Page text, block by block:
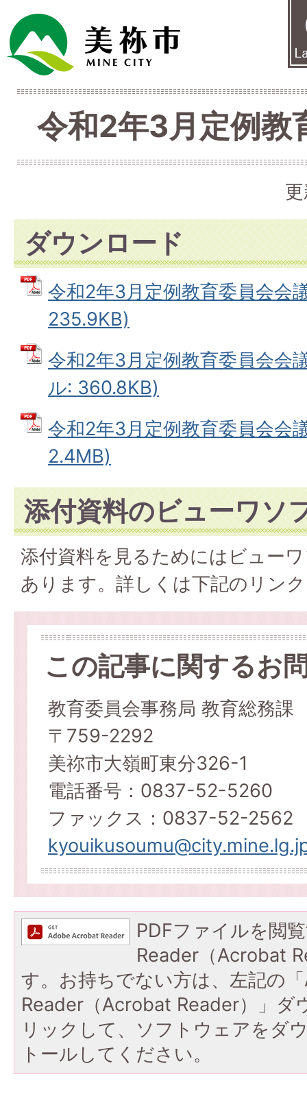
令和2年3月定例教
ダウンロード
令和2年3月定例教育委員会会
235.9KB)
令和2年3月定例教育委員会会
ル: 360.8KB)
令和2年3月定例教育委員会会
2.4MB)
添付資料のビューワソ
添付資料を見るためにはビュー
あります。詳しくは下記のリン
この記事に関するお
教育委員会事務局 教育総務課
〒759-2292
美祢市大嶺町東分326-1
電話番号：0837-52-5260
ファックス：0837-52-2562
PDFファイルを閲
Reader（Acrobat
す。お持ちでない方は、左記の
Reader（Acrobat Reader）」ダ
リックして、ソフトウェアをダ
トールしてください。